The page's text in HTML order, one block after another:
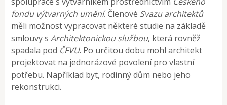
fondu výtvarných umění. Členové Svazu architektů
měli možnost vypracovat některé studie na základě
smlouvy sArchitektonickou službou, která rovněž
spadala pod ČFVU. Po určitou dobu mohl architekt
projektovat na jednorázové povolení pro vlastní
potřebu. Například byt, rodinný dům nebo jeho
rekonstrukci.